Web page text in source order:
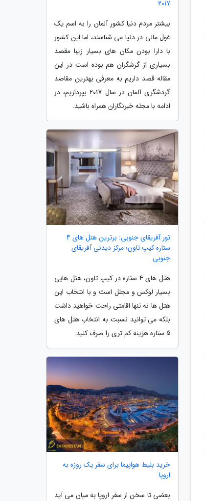
2017
بیشتر مردم دنیا کشور آلمان را به اسم یک
غول مالی در دنیا می شناسند، اما این کشور
با دارا بودن مکان های بسیار زیبا مقصد
بسیاری از گرشگران هم بوده است در این
مقاله قصد داریم به معرفی بهترین مقاصد
گردشگری آلمان در سال 2017 بپردازیم، در
ادامه با مجله خبرنگاران همراه باشید.
تور آفریقای جنوبی: برترین هتل های 4
ستاره کیپ تاون؛ مرکز دیدنی آفریقای
جنوبی
هتل های 4 ستاره در کیپ تاون، هتل هایی
بسیار لوکس و مجلل است و با انتخاب این
هتل ها نه تنها اقامتی راحت خواهید داشت
بلکه می توانید نسبت به انتخاب هتل های
5 ستاره هزینه کم تری را صرف کنید.
خرید بلیط هواپیما برای سفر یک روزه به
اروپا
بعضی تا سخن از سفر اروپا به میان می آید